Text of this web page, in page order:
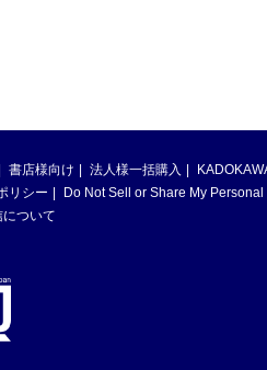
書店様向け 法人様一括購入
リシー
Do Not Sell or Share My Personal
ついて